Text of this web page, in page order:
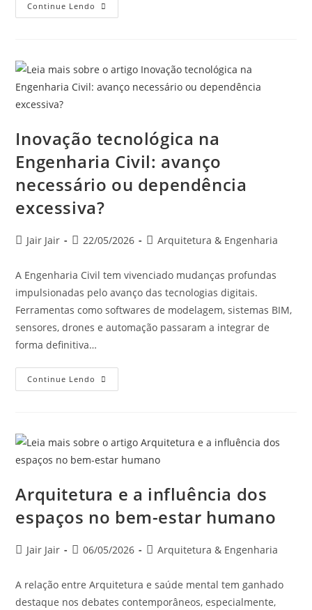
Continue Lendo
Inovação tecnológica na
Engenharia Civil: avanço
necessário ou dependência
excessiva?
Jair Jair 22/05/2026 Arquitetura & Engenharia
A Engenharia Civil tem vivenciado mudanças profundas
impulsionadas pelo avanço das tecnologias digitais.
Ferramentas como softwares de modelagem, sistemas BIM,
sensores, drones e automação passaram a integrar de
forma definitiva…
Continue Lendo
Arquitetura e a influência dos
espaços no bem-estar humano
Jair Jair 06/05/2026 Arquitetura & Engenharia
A relação entre Arquitetura e saúde mental tem ganhado
destaque nos debates contemporâneos, especialmente,